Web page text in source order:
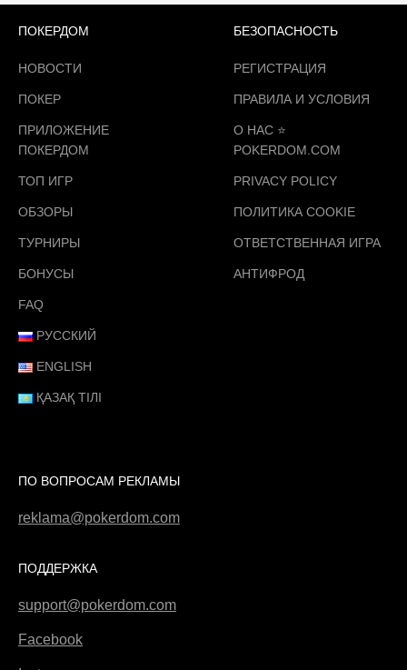
ПОКЕРДОМ
НОВОСТИ
ПОКЕР
ПРИЛОЖЕНИЕ
ПОКЕРДОМ
ТОП ИГР
ОБЗОРЫ
ТУРНИРЫ
БОНУСЫ
FAQ
РУССКИЙ
ENGLISH
ҚАЗАҚ ТІЛІ
БЕЗОПАСНОСТЬ
РЕГИСТРАЦИЯ
ПРАВИЛА И УСЛОВИЯ
О НАС ⭐️
POKERDOM.COM
PRIVACY POLICY
ПОЛИТИКА COOKIE
ОТВЕТСТВЕННАЯ ИГРА
АНТИФРОД
ПО ВОПРОСАМ РЕКЛАМЫ
reklama@pokerdom.com
ПОДДЕРЖКА
support@pokerdom.com
Facebook